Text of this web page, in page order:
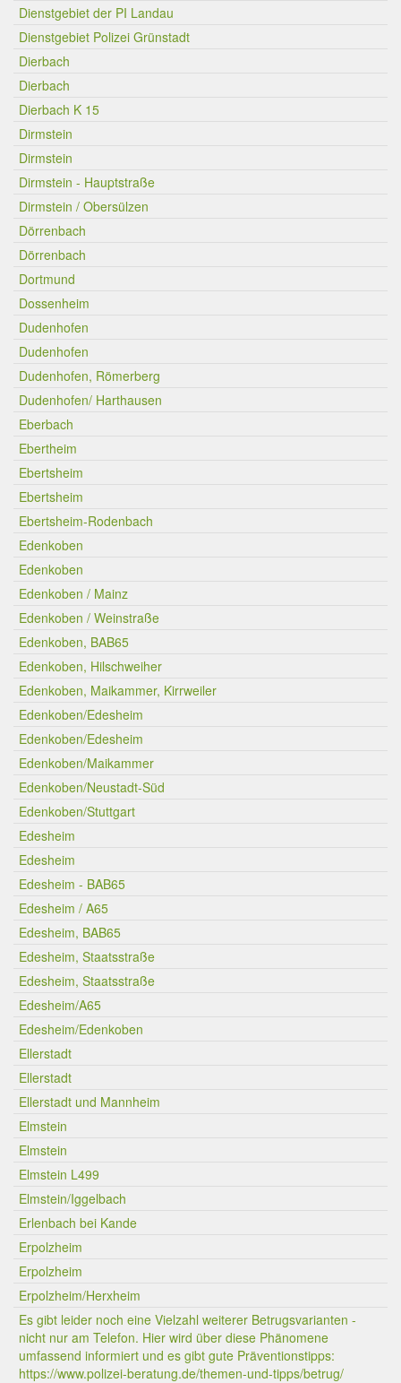
Dienstgebiet der PI Landau
Dienstgebiet Polizei Grünstadt
Dierbach
Dierbach
Dierbach K 15
Dirmstein
Dirmstein
Dirmstein - Hauptstraße
Dirmstein / Obersülzen
Dörrenbach
Dörrenbach
Dortmund
Dossenheim
Dudenhofen
Dudenhofen
Dudenhofen, Römerberg
Dudenhofen/ Harthausen
Eberbach
Ebertheim
Ebertsheim
Ebertsheim
Ebertsheim-Rodenbach
Edenkoben
Edenkoben
Edenkoben / Mainz
Edenkoben / Weinstraße
Edenkoben, BAB65
Edenkoben, Hilschweiher
Edenkoben, Maikammer, Kirrweiler
Edenkoben/Edesheim
Edenkoben/Edesheim
Edenkoben/Maikammer
Edenkoben/Neustadt-Süd
Edenkoben/Stuttgart
Edesheim
Edesheim
Edesheim - BAB65
Edesheim / A65
Edesheim, BAB65
Edesheim, Staatsstraße
Edesheim, Staatsstraße
Edesheim/A65
Edesheim/Edenkoben
Ellerstadt
Ellerstadt
Ellerstadt und Mannheim
Elmstein
Elmstein
Elmstein L499
Elmstein/Iggelbach
Erlenbach bei Kande
Erpolzheim
Erpolzheim
Erpolzheim/Herxheim
Es gibt leider noch eine Vielzahl weiterer Betrugsvarianten -
nicht nur am Telefon. Hier wird über diese Phänomene
umfassend informiert und es gibt gute Präventionstipps:
https://www.polizei-beratung.de/themen-und-tipps/betrug/